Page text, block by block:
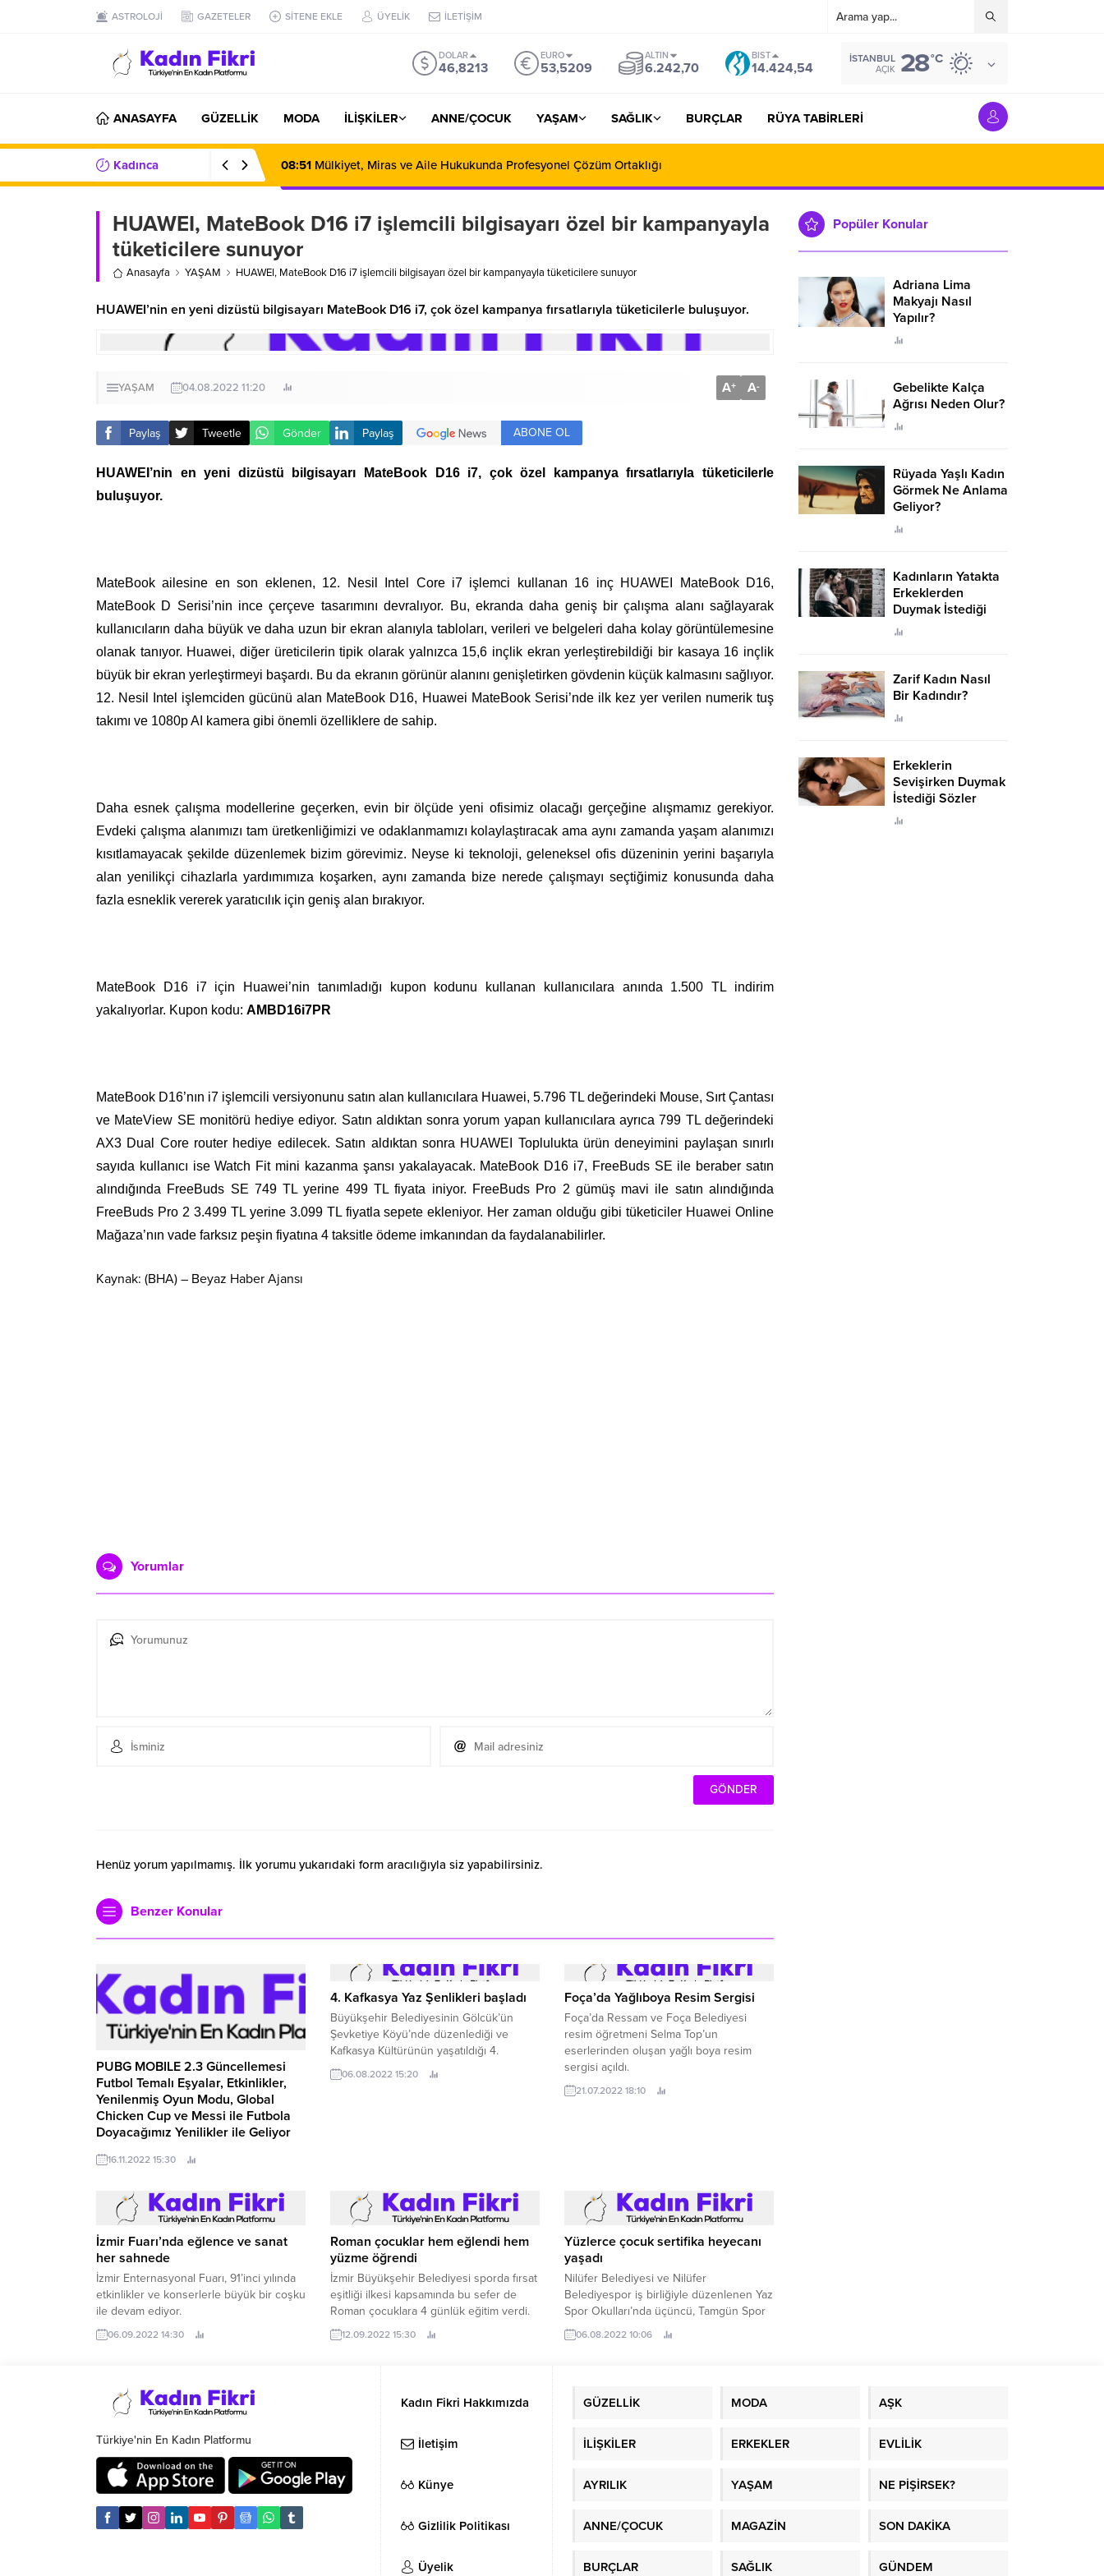
ASTROLOJİ GAZETELER SİTENE EKLE ÜYELİK İLETİŞİM
DOLAR
46,8213
EURO
53,5209
ALTIN
6.242,70
BIST
14.424,54
İSTANBUL
AÇIK 28°C
ANASAYFA GÜZELLİK MODA İLİŞKİLER ANNE/ÇOCUK YAŞAM SAĞLIK BURÇLAR RÜYA TABİRLERİ
Kadınca 08:51 Mülkiyet, Miras ve Aile Hukukunda Profesyonel Çözüm Ortaklığı
HUAWEI, MateBook D16 i7 işlemcili bilgisayarı özel bir kampanyayla
tüketicilere sunuyor
Anasayfa YAŞAM HUAWEI, MateBook D16 i7 işlemcili bilgisayarı özel bir kampanyayla tüketicilere sunuyor
HUAWEI’nin en yeni dizüstü bilgisayarı MateBook D16 i7, çok özel kampanya fırsatlarıyla tüketicilerle buluşuyor.
YAŞAM 04.08.2022 11:20 A+ A-
Paylaş Tweetle Gönder Paylaş ABONE OL
HUAWEI’nin en yeni dizüstü bilgisayarı MateBook D16 i7, çok özel kampanya fırsatlarıyla tüketicilerle
buluşuyor.
MateBook ailesine en son eklenen, 12. Nesil Intel Core i7 işlemci kullanan 16 inç HUAWEI MateBook D16,
MateBook D Serisi’nin ince çerçeve tasarımını devralıyor. Bu, ekranda daha geniş bir çalışma alanı sağlayarak
kullanıcıların daha büyük ve daha uzun bir ekran alanıyla tabloları, verileri ve belgeleri daha kolay görüntülemesine
olanak tanıyor. Huawei, diğer üreticilerin tipik olarak yalnızca 15,6 inçlik ekran yerleştirebildiği bir kasaya 16 inçlik
büyük bir ekran yerleştirmeyi başardı. Bu da ekranın görünür alanını genişletirken gövdenin küçük kalmasını sağlıyor.
12. Nesil Intel işlemciden gücünü alan MateBook D16, Huawei MateBook Serisi’nde ilk kez yer verilen numerik tuş
takımı ve 1080p AI kamera gibi önemli özelliklere de sahip.
Daha esnek çalışma modellerine geçerken, evin bir ölçüde yeni ofisimiz olacağı gerçeğine alışmamız gerekiyor.
Evdeki çalışma alanımızı tam üretkenliğimizi ve odaklanmamızı kolaylaştıracak ama aynı zamanda yaşam alanımızı
kısıtlamayacak şekilde düzenlemek bizim görevimiz. Neyse ki teknoloji, geleneksel ofis düzeninin yerini başarıyla
alan yenilikçi cihazlarla yardımımıza koşarken, aynı zamanda bize nerede çalışmayı seçtiğimiz konusunda daha
fazla esneklik vererek yaratıcılık için geniş alan bırakıyor.
MateBook D16 i7 için Huawei’nin tanımladığı kupon kodunu kullanan kullanıcılara anında 1.500 TL indirim
yakalıyorlar. Kupon kodu: AMBD16i7PR
MateBook D16’nın i7 işlemcili versiyonunu satın alan kullanıcılara Huawei, 5.796 TL değerindeki Mouse, Sırt Çantası
ve MateView SE monitörü hediye ediyor. Satın aldıktan sonra yorum yapan kullanıcılara ayrıca 799 TL değerindeki
AX3 Dual Core router hediye edilecek. Satın aldıktan sonra HUAWEI Toplulukta ürün deneyimini paylaşan sınırlı
sayıda kullanıcı ise Watch Fit mini kazanma şansı yakalayacak. MateBook D16 i7, FreeBuds SE ile beraber satın
alındığında FreeBuds SE 749 TL yerine 499 TL fiyata iniyor. FreeBuds Pro 2 gümüş mavi ile satın alındığında
FreeBuds Pro 2 3.499 TL yerine 3.099 TL fiyatla sepete ekleniyor. Her zaman olduğu gibi tüketiciler Huawei Online
Mağaza’nın vade farksız peşin fiyatına 4 taksitle ödeme imkanından da faydalanabilirler.
Kaynak: (BHA) – Beyaz Haber Ajansı
Yorumlar
Henüz yorum yapılmamış. İlk yorumu yukarıdaki form aracılığıyla siz yapabilirsiniz.
Benzer Konular
PUBG MOBILE 2.3 Güncellemesi
Futbol Temalı Eşyalar, Etkinlikler,
Yenilenmiş Oyun Modu, Global
Chicken Cup ve Messi ile Futbola
Doyacağımız Yenilikler ile Geliyor
PUBG MOBILE 2.
16.11.2022 15:30
4. Kafkasya Yaz Şenlikleri başladı
Büyükşehir Belediyesinin Gölcük’ün
Şevketiye Köyü’nde düzenlediği ve
Kafkasya Kültürünün yaşatıldığı 4.
06.08.2022 15:20
Foça’da Yağlıboya Resim Sergisi
Foça’da Ressam ve Foça Belediyesi
resim öğretmeni Selma Top’un
eserlerinden oluşan yağlı boya resim
sergisi açıldı.
21.07.2022 18:10
İzmir Fuarı’nda eğlence ve sanat
her sahnede
İzmir Enternasyonal Fuarı, 91’inci yılında
etkinlikler ve konserlerle büyük bir coşku
ile devam ediyor.
06.09.2022 14:30
Roman çocuklar hem eğlendi hem
yüzme öğrendi
İzmir Büyükşehir Belediyesi sporda fırsat
eşitliği ilkesi kapsamında bu sefer de
Roman çocuklara 4 günlük eğitim verdi.
12.09.2022 15:30
Yüzlerce çocuk sertifika heyecanı
yaşadı
Nilüfer Belediyesi ve Nilüfer
Belediyespor iş birliğiyle düzenlenen Yaz
Spor Okulları’nda üçüncü, Tamgün Spor
Okulları’nda ise ikinci dönem sona erdi.
06.08.2022 10:06
Popüler Konular
Adriana Lima
Makyajı Nasıl
Yapılır?
Gebelikte Kalça
Ağrısı Neden Olur?
Rüyada Yaşlı Kadın
Görmek Ne Anlama
Geliyor?
Kadınların Yatakta
Erkeklerden
Duymak İstediği
Sözler
Zarif Kadın Nasıl
Bir Kadındır?
Erkeklerin
Sevişirken Duymak
İstediği Sözler
Neler?
Türkiye'nin En Kadın Platformu
Kadın Fikri Hakkımızda
İletişim
Künye
Gizlilik Politikası
Üyelik
GÜZELLİK MODA AŞK
İLİŞKİLER ERKEKLER EVLİLİK
AYRILIK YAŞAM NE PİŞİRSEK?
ANNE/ÇOCUK MAGAZİN SON DAKİKA
BURÇLAR SAĞLIK GÜNDEM